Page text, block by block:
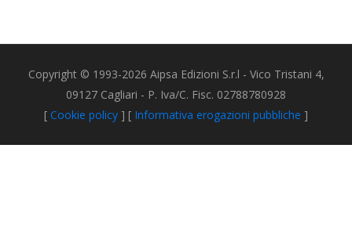
Copyright © 1993-2026 Aipsa Edizioni S.r.l - Vico Tristani 4,
09127 Cagliari - P. Iva/C. Fisc. 02788780928
[ Cookie policy ] [ Informativa erogazioni pubbliche ]